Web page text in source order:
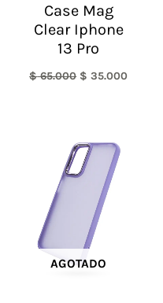
Case Mag
Clear Iphone
13 Pro
$65.000 $ 35.000
AGOTADO